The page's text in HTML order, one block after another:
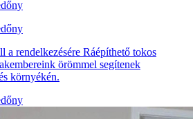
a rendelkezésére Ráépíthető tokos
örömmel segítenek
környékén.